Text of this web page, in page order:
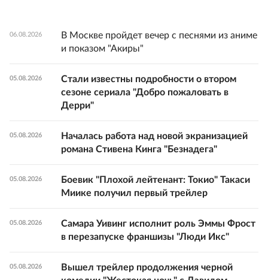
06.08.2026
В Москве пройдет вечер с песнями из аниме
и показом "Акиры"
05.08.2026
Стали известны подробности о втором
сезоне сериала "Добро пожаловать в
Дерри"
05.08.2026
Началась работа над новой экранизацией
романа Стивена Кинга "Безнадега"
05.08.2026
Боевик "Плохой лейтенант: Токио" Такаси
Миике получил первый трейлер
05.08.2026
Самара Уивинг исполнит роль Эммы Фрост
в перезапуске франшизы "Люди Икс"
05.08.2026
Вышел трейлер продолжения черной